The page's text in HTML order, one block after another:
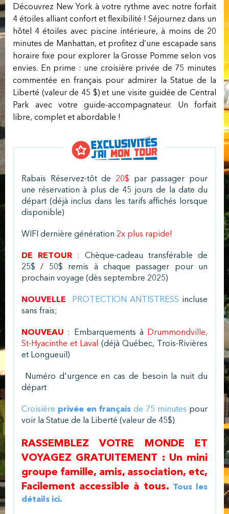
Découvrez New York à votre rythme avec notre forfait
4 étoiles alliant confort et flexibilité ! Séjournez dans un
hôtel 4 étoiles avec piscine intérieure, à moins de 20
minutes de Manhattan, et profitez d’une escapade sans
horaire fixe pour explorer la Grosse Pomme selon vos
envies. En prime : une croisière privée de 75 minutes
commentée en français pour admirer la Statue de la
Liberté (valeur de 45 $) et une visite guidée de Central
Park avec votre guide-accompagnateur. Un forfait
libre, complet et abordable !
Rabais Réservez-tôt de 20$ par passager pour
une réservation à plus de 45 jours de la date du
départ (déjà inclus dans les tarifs affichés lorsque
disponible)
WIFI dernière génération 2x plus rapide!
DE RETOUR : Chèque-cadeau transférable de
25$ / 50$ remis à chaque passager pour un
prochain voyage (dès septembre 2025)
NOUVELLE PROTECTION ANTISTRESS incluse
sans frais;
NOUVEAU : Embarquements à Drummondville,
St-Hyacinthe et Laval (déjà Québec, Trois-Rivières
et Longueuil)
Numéro d'urgence en cas de besoin la nuit du
départ
Croisière privée en français de 75 minutes pour
voir la Statue de la Liberté (valeur de 45$)
RASSEMBLEZ VOTRE MONDE ET
VOYAGEZ GRATUITEMENT : Un mini
groupe famille, amis, association, etc,
Facilement accessible à tous. Tous les
détails ici.